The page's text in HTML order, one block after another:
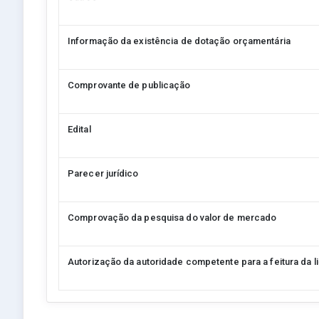
Informação da existência de dotação orçamentária
Comprovante de publicação
Edital
Parecer jurídico
Comprovação da pesquisa do valor de mercado
Autorização da autoridade competente para a feitura da